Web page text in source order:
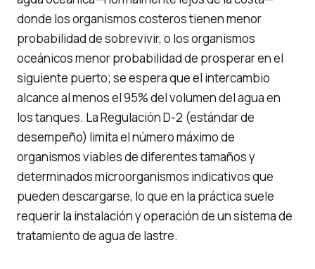
donde los organismos costeros tienen menor
probabilidad de sobrevivir, o los organismos
oceánicos menor probabilidad de prosperar en el
siguiente puerto; se espera que el intercambio
alcance al menos el 95% del volumen del agua en
los tanques. La Regulación D-2 (estándar de
desempeño) limita el número máximo de
organismos viables de diferentes tamaños y
determinados microorganismos indicativos que
pueden descargarse, lo que en la práctica suele
requerir la instalación y operación de un sistema de
tratamiento de agua de lastre.